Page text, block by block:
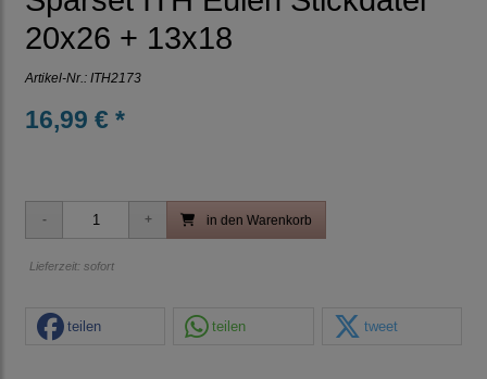
20x26 + 13x18
Artikel-Nr.: ITH2173
16,99 € *
in den Warenkorb
Lieferzeit: sofort
teilen teilen tweet